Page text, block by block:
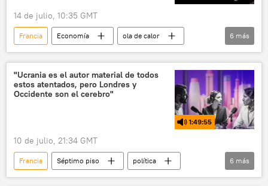
14 de julio, 10:35 GMT
Francia Economía
ola de calor
🌍 Europa
gas
gas natural licuado (GNL)
reservas
📰 Consecuencias económicas de las sanciones occidentales contra Rusia
6 más
"Ucrania es el autor material de todos
estos atentados, pero Londres y
Occidente son el cerebro"
1:49:55
10 de julio, 21:34 GMT
Francia Séptimo piso
política
seguridad
Marine Le Pen
6 más